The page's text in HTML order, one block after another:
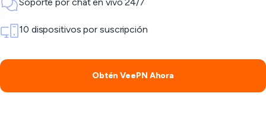
Soporte por chat en vivo 24/7
10 dispositivos por suscripción
Obtén VeePN Ahora